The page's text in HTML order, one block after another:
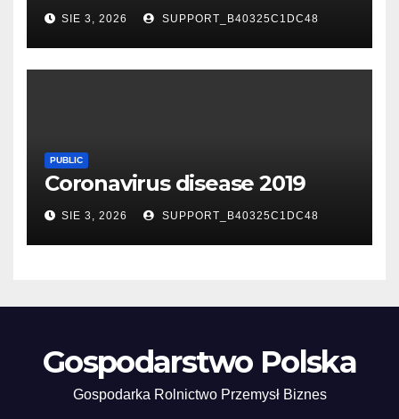
SIE 3, 2026 SUPPORT_B40325C1DC48
PUBLIC
Coronavirus disease 2019
SIE 3, 2026 SUPPORT_B40325C1DC48
Gospodarstwo Polska
Gospodarka Rolnictwo Przemysł Biznes